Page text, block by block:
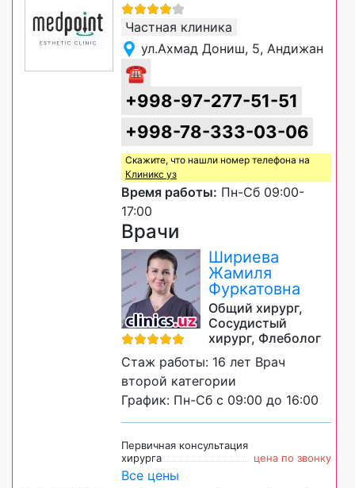
Частная клиника
ул.Ахмад Дониш, 5, Андижан
☎
+998-97-277-51-51
+998-78-333-03-06
Скажите, что нашли номер телефона на
Клиникс уз
Время работы: Пн-Сб 09:00-
17:00
Врачи
Шириева
Жамиля
Фуркатовна
Общий хирург,
Сосудистый
хирург, Флеболог
Стаж работы: 16 лет Врач
второй категории
График: Пн-Сб с 09:00 до 16:00
Первичная консультация
хирурга
цена по звонку
Все цены